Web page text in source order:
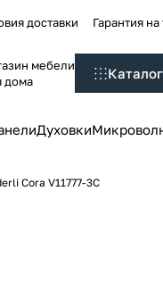
доставки Гарантия на
мебели
дома
Каталог
Духовки
Cora V11777-3C